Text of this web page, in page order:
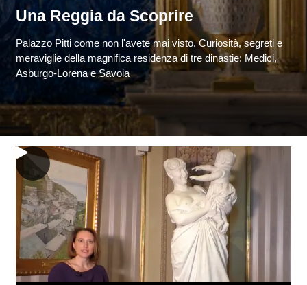
Una Reggia da Scoprire
Palazzo Pitti come non l'avete mai visto. Curiosità, segreti e
meraviglie della magnifica residenza di tre dinastie: Medici,
Asburgo-Lorena e Savoia